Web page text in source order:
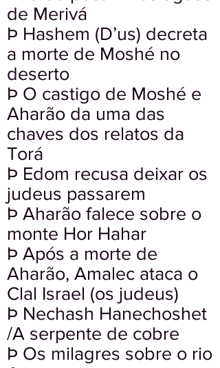
de Merivá
Þ Hashem (D’us) decreta
a morte de Moshé no
deserto
Þ O castigo de Moshé e
Aharão da uma das
chaves dos relatos da
Torá
Þ Edom recusa deixar os
judeus passarem
Þ Aharão falece sobre o
monte Hor Hahar
Þ Após a morte de
Aharão, Amalec ataca o
Clal Israel (os judeus)
Þ Nechash Hanechoshet
/A serpente de cobre
Þ Os milagres sobre o rio